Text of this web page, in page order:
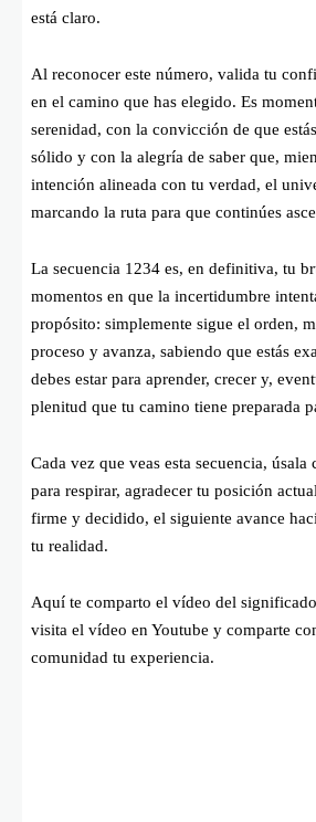
está claro.
Al reconocer este número, valida tu
en el camino que has elegido. Es
serenidad, con la convicción de que
sólido y con la alegría de saber que,
intención alineada con tu verdad, el
marcando la ruta para que continúes
La secuencia 1234 es, en definitiva, tu
momentos en que la incertidumbre
propósito: simplemente sigue el orden,
proceso y avanza, sabiendo que estás
debes estar para aprender, crecer y,
plenitud que tu camino tiene preparada
Cada vez que veas esta secuencia,
para respirar, agradecer tu posición
firme y decidido, el siguiente avance
tu realidad.
Aquí te comparto el vídeo del
visita el vídeo en Youtube y comparte
comunidad tu experiencia.